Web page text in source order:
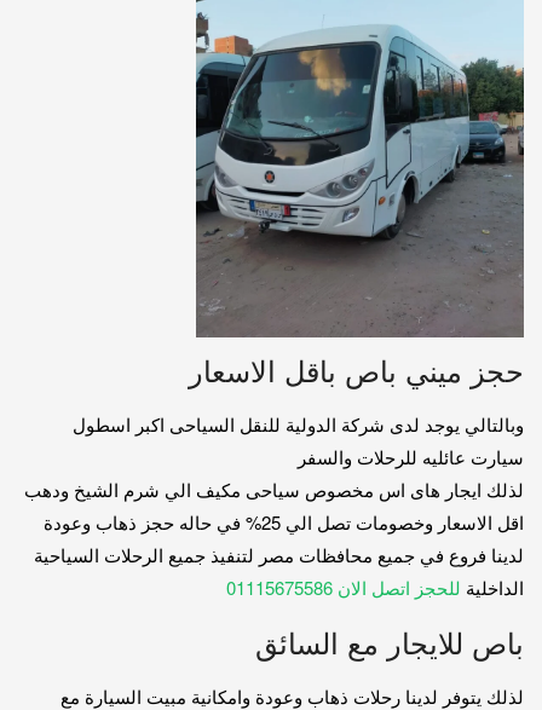
حجز ميني باص باقل الاسعار
وبالتالي يوجد لدى شركة الدولية للنقل السياحى اكبر اسطول
سيارت عائليه للرحلات والسفر
لذلك ايجار هاى اس مخصوص سياحى مكيف الي شرم الشيخ ودهب
اقل الاسعار وخصومات تصل الي 25% في حاله حجز ذهاب وعودة
لدينا فروع في جميع محافظات مصر لتنفيذ جميع الرحلات السياحية
الداخلية للحجز اتصل الان 01115675586
باص للايجار مع السائق
لذلك يتوفر لدينا رحلات ذهاب وعودة وامكانية مبيت السيارة مع